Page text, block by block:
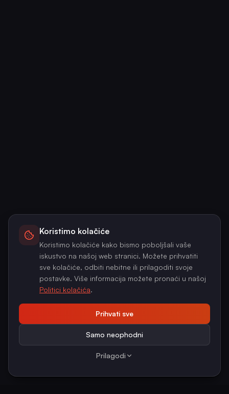
Koristimo kolačiće
Koristimo kolačiće kako bismo poboljšali vaše
iskustvo na našoj web stranici. Možete prihvatiti
sve kolačiće, odbiti nebitne ili prilagoditi svoje
postavke. Više informacija možete pronaći u našoj
Politici kolačića.
Prihvati sve
Samo neophodni
Prilagodi